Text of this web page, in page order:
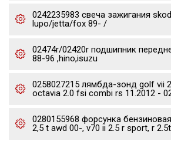
0242235983 свеча зажигания
lupo/jetta/fox 89- /
02474r/02420r подшипник
88-96 ,hino,isuzu
0258027215 лямбда-зонд golf vii
octavia 2.0 fsi combi rs 11.2012 -
0280155968 форсунка
2,5 t awd 00-, v70 ii 2.5 r sport, r 2.5t